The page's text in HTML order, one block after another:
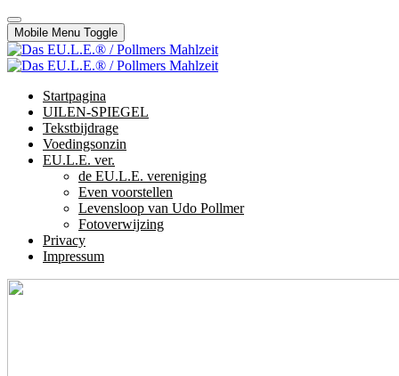
Mobile Menu Toggle
Startpagina
UILEN-SPIEGEL
Tekstbijdrage
Voedingsonzin
EU.L.E. ver.
de EU.L.E. vereniging
Even voorstellen
Levensloop van Udo Pollmer
Fotoverwijzing
Privacy
Impressum